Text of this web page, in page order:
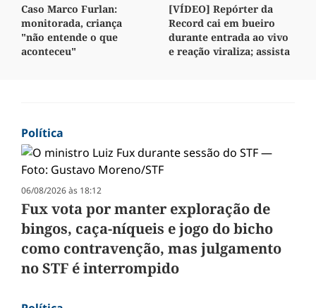
Caso Marco Furlan:
monitorada, criança
"não entende o que
aconteceu"
[VÍDEO] Repórter da
Record cai em bueiro
durante entrada ao vivo
e reação viraliza; assista
Política
06/08/2026 às 18:12
Fux vota por manter exploração de
bingos, caça-níqueis e jogo do bicho
como contravenção, mas julgamento
no STF é interrompido